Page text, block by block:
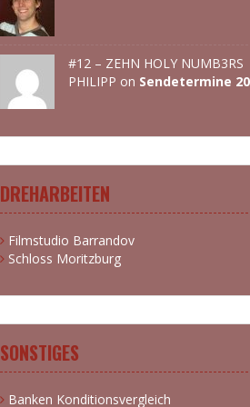
#12 – ZEHN HOLY
PHILIPP on Sendetermine
DREHARBEITEN
Filmstudio Barrandov
Schloss Moritzburg
SONSTIGES
Banken Konditionsvergleich